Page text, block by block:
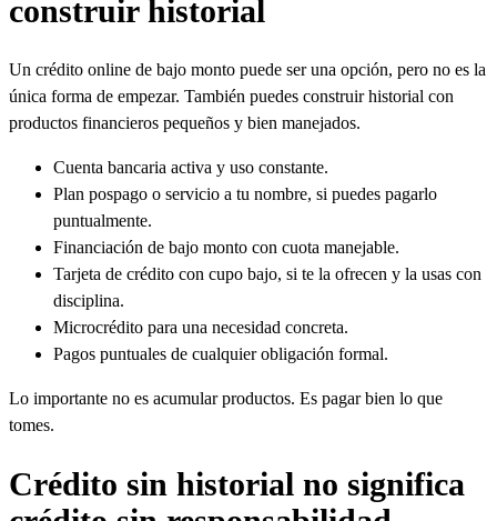
construir historial
Un crédito online de bajo monto puede ser una opción, pero no es la
única forma de empezar. También puedes construir historial con
productos financieros pequeños y bien manejados.
Cuenta bancaria activa y uso constante.
Plan pospago o servicio a tu nombre, si puedes pagarlo
puntualmente.
Financiación de bajo monto con cuota manejable.
Tarjeta de crédito con cupo bajo, si te la ofrecen y la usas con
disciplina.
Microcrédito para una necesidad concreta.
Pagos puntuales de cualquier obligación formal.
Lo importante no es acumular productos. Es pagar bien lo que
tomes.
Crédito sin historial no significa